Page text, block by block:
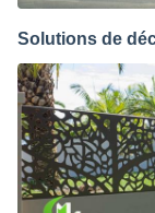
Solutions de